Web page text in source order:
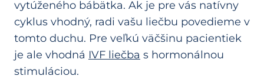
vytúženého bábätka. Ak je pre vás natívny
cyklus vhodný, radi vašu liečbu povedieme v
tomto duchu. Pre veľkú väčšinu pacientiek
je ale vhodná IVF liečba s hormonálnou
stimuláciou.